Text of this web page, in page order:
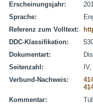
Erscheinungsjahr:
Sprache:
Referenz zum Volltext:
DDC-Klassifikation:
Dokumentart:
Seitenzahl:
Verbund-Nachweis:
Kommentar: